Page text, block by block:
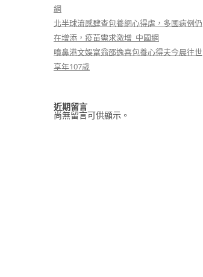
網
北半球流感肆查包養網心得虐，多國病例仍
在增添，疫苗需求激增_中國網
噴鼻港文娛富翁邵逸喜包養心得夫今晨往世
享年107歲
近期留言
尚無留言可供顯示。